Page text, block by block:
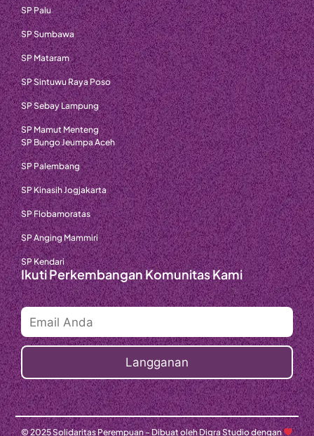
SP Palu
SP Sumbawa
SP Mataram
SP Sintuwu Raya Poso
SP Sebay Lampung
SP Mamut Menteng
SP Bungo Jeumpa Aceh
SP Palembang
SP Kinasih Jogjakarta
SP Flobamoratas
SP Anging Mammiri
SP Kendari
Ikuti Perkembangan Komunitas Kami
© 2025 Solidaritas Perempuan – Dibuat oleh Digra Studio dengan